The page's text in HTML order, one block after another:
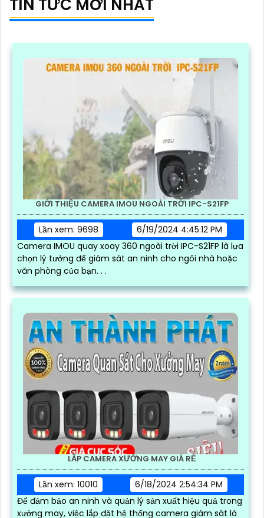
TIN TỨC MỚI NHẤT
GIỚI THIỆU CAMERA IMOU NGOÀI TRỜI IPC-S21FP
Lần xem: 9698
6/19/2024 4:45:12 PM
Camera IMOU quay xoay 360 ngoài trời IPC-S21FP là lựa
chọn lý tưởng để giám sát an ninh cho ngôi nhà hoặc
văn phòng của bạn. . .
LẮP CAMERA XƯỞNG MAY GIÁ RẺ
Lần xem: 10010
6/18/2024 2:54:34 PM
Để đảm bảo an ninh và quản lý sản xuất hiệu quả trong
xưởng may, việc lắp đặt hệ thống camera giám sát là